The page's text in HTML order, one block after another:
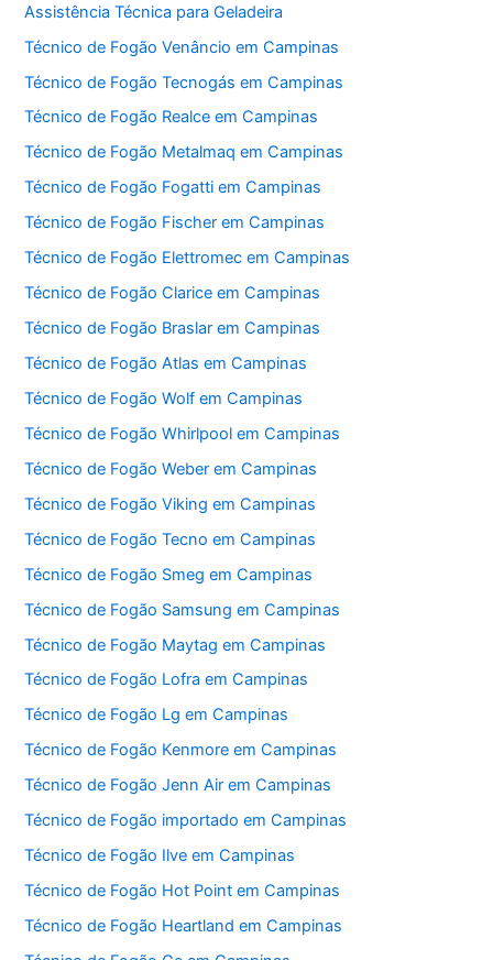
Assistência Técnica para Geladeira
Técnico de Fogão Venâncio em Campinas
Técnico de Fogão Tecnogás em Campinas
Técnico de Fogão Realce em Campinas
Técnico de Fogão Metalmaq em Campinas
Técnico de Fogão Fogatti em Campinas
Técnico de Fogão Fischer em Campinas
Técnico de Fogão Elettromec em Campinas
Técnico de Fogão Clarice em Campinas
Técnico de Fogão Braslar em Campinas
Técnico de Fogão Atlas em Campinas
Técnico de Fogão Wolf em Campinas
Técnico de Fogão Whirlpool em Campinas
Técnico de Fogão Weber em Campinas
Técnico de Fogão Viking em Campinas
Técnico de Fogão Tecno em Campinas
Técnico de Fogão Smeg em Campinas
Técnico de Fogão Samsung em Campinas
Técnico de Fogão Maytag em Campinas
Técnico de Fogão Lofra em Campinas
Técnico de Fogão Lg em Campinas
Técnico de Fogão Kenmore em Campinas
Técnico de Fogão Jenn Air em Campinas
Técnico de Fogão importado em Campinas
Técnico de Fogão Ilve em Campinas
Técnico de Fogão Hot Point em Campinas
Técnico de Fogão Heartland em Campinas